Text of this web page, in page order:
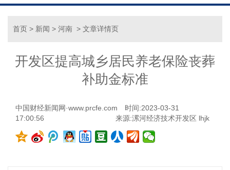
首页 > 新闻 > 河南 > 文章详情页
开发区提高城乡居民养老保险丧葬
补助金标准
中国财经新闻网·www.prcfe.com
时间:2023-03-31
17:00:56
来源:漯河经济技术开发区 lhjk